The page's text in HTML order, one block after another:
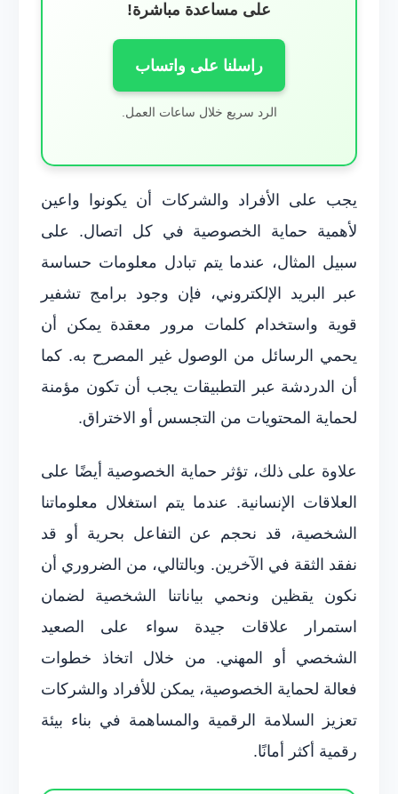
على مساعدة مباشرة!
راسلنا على واتساب
الرد سريع خلال ساعات العمل.
يجب على الأفراد والشركات أن يكونوا واعين
لأهمية حماية الخصوصية في كل اتصال. على
سبيل المثال، عندما يتم تبادل معلومات حساسة
عبر البريد الإلكتروني، فإن وجود برامج تشفير
قوية واستخدام كلمات مرور معقدة يمكن أن
يحمي الرسائل من الوصول غير المصرح به. كما
أن الدردشة عبر التطبيقات يجب أن تكون مؤمنة
لحماية المحتويات من التجسس أو الاختراق.
علاوة على ذلك، تؤثر حماية الخصوصية أيضًا على
العلاقات الإنسانية. عندما يتم استغلال معلوماتنا
الشخصية، قد نحجم عن التفاعل بحرية أو قد
نفقد الثقة في الآخرين. وبالتالي، من الضروري أن
نكون يقظين ونحمي بياناتنا الشخصية لضمان
استمرار علاقات جيدة سواء على الصعيد
الشخصي أو المهني. من خلال اتخاذ خطوات
فعالة لحماية الخصوصية، يمكن للأفراد والشركات
تعزيز السلامة الرقمية والمساهمة في بناء بيئة
رقمية أكثر أمانًا.